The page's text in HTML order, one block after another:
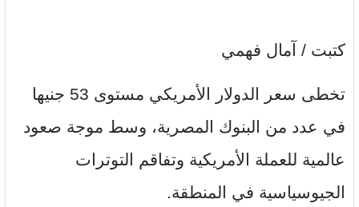
كتبت / آمال فهمي
تخطى سعر الدولار الأمريكي مستوى 53 جنيها
في عدد من البنوك المصرية، وسط موجة صعود
عالمية للعملة الأمريكية وتفاقم التوترات
الجيوسياسية في المنطقة.